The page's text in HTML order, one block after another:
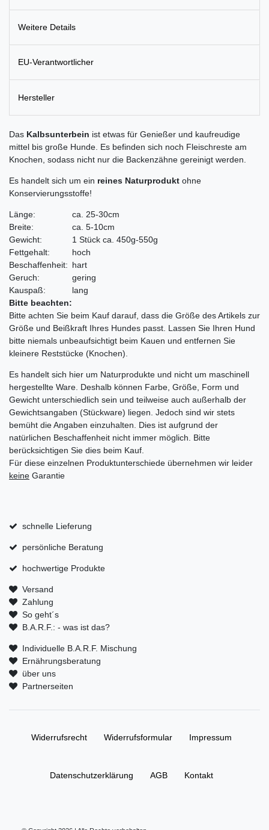
Weitere Details
EU-Verantwortlicher
Hersteller
Das Kalbsunterbein ist etwas für Genießer und kaufreudige
mittel bis große Hunde. Es befinden sich noch Fleischreste am
Knochen, sodass nicht nur die Backenzähne gereinigt werden.
Es handelt sich um ein reines Naturprodukt ohne
Konservierungsstoffe!
Länge:
ca. 25-30cm
Breite:
ca. 5-10cm
Gewicht:
1 Stück ca. 450g-550g
Fettgehalt:
hoch
Beschaffenheit: hart
Geruch:
gering
Kauspaß:
lang
Bitte beachten:
Bitte achten Sie beim Kauf darauf, dass die Größe des Artikels zur
Größe und Beißkraft Ihres Hundes passt. Lassen Sie Ihren Hund
bitte niemals unbeaufsichtigt beim Kauen und entfernen Sie
kleinere Reststücke (Knochen).
Es handelt sich hier um Naturprodukte und nicht um maschinell
hergestellte Ware. Deshalb können Farbe, Größe, Form und
Gewicht unterschiedlich sein und teilweise auch außerhalb der
Gewichtsangaben (Stückware) liegen. Jedoch sind wir stets
bemüht die Angaben einzuhalten. Dies ist aufgrund der
natürlichen Beschaffenheit nicht immer möglich. Bitte
berücksichtigen Sie dies beim Kauf.
Für diese einzelnen Produktunterschiede übernehmen wir leider
keine Garantie
schnelle Lieferung
persönliche Beratung
hochwertige Produkte
Versand
Zahlung
So geht´s
B.A.R.F.: - was ist das?
Individuelle B.A.R.F. Mischung
Ernährungsberatung
über uns
Partnerseiten
Widerrufs­recht Widerrufs­formular Impressum
Daten­schutz­erklärung AGB Kontakt